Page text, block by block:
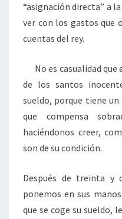
“asignación directa” a
ver con los gastos que
cuentas del rey.
No es casualidad
de los santos
sueldo, porque tiene
que compensa
haciéndonos creer,
son de su condición.
Después de treinta y
ponemos en sus
que se coge su sueldo,